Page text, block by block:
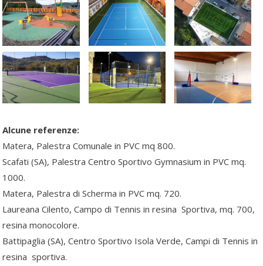
Alcune referenze:
Matera, Palestra Comunale in PVC mq 800.
Scafati (SA), Palestra Centro Sportivo Gymnasium in PVC mq.
1000.
Matera, Palestra di Scherma in PVC mq. 720.
Laureana Cilento, Campo di Tennis in resina Sportiva, mq. 700,
resina monocolore.
Battipaglia (SA), Centro Sportivo Isola Verde, Campi di Tennis in
resina sportiva.